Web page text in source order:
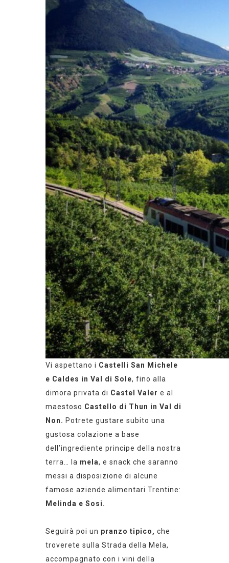
Vi aspettano i Castelli San Michele
e Caldes in Val di Sole, fino alla
dimora privata di Castel Valer e al
maestoso Castello di Thun in Val di
Non. Potrete gustare subito una
gustosa colazione a base
dell’ingrediente principe della nostra
terra… la mela, e snack che saranno
messi a disposizione di alcune
famose aziende alimentari Trentine:
Melinda e Sosi.
Seguirà poi un pranzo tipico, che
troverete sulla Strada della Mela,
accompagnato con i vini della